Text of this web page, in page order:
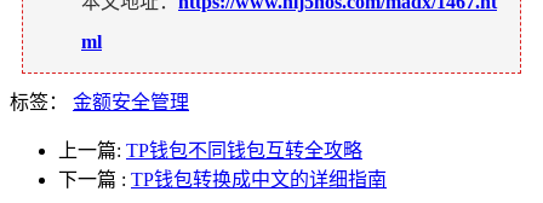
ml
标签： 金额安全管理
上一篇: TP钱包不同钱包互转全攻略
下一篇 : TP钱包转换成中文的详细指南